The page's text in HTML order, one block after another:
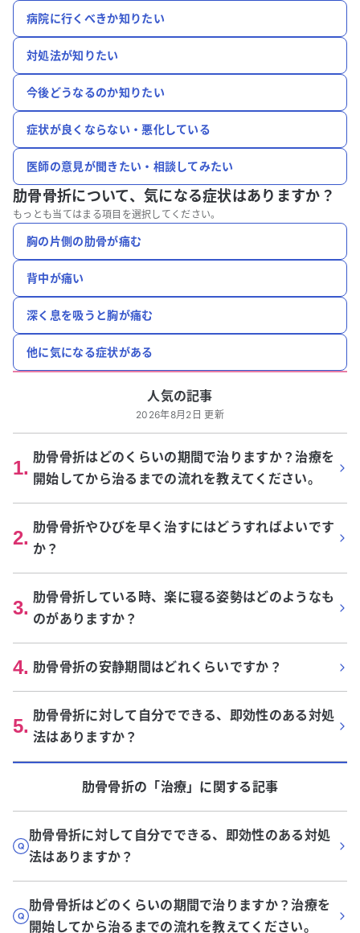
病院に行くべきか知りたい
対処法が知りたい
今後どうなるのか知りたい
症状が良くならない・悪化している
医師の意見が聞きたい・相談してみたい
肋骨骨折について、 気になる症状はありますか？
もっとも当てはまる項目を選択してください。
胸の片側の肋骨が痛む
背中が痛い
深く息を吸うと胸が痛む
他に気になる症状がある
人気の記事
2026年8月2日 更新
1. 肋骨骨折はどのくらいの期間で治りますか？治療を
開始してから治るまでの流れを教えてください。
2. 肋骨骨折やひびを早く治すにはどうすればよいです
か？
3. 肋骨骨折している時、楽に寝る姿勢はどのようなも
のがありますか？
4. 肋骨骨折の安静期間はどれくらいですか？
5. 肋骨骨折に対して自分でできる、即効性のある対処
法はありますか？
肋骨骨折の「治療」に関する記事
肋骨骨折に対して自分でできる、即効性のある対処
法はありますか？
肋骨骨折はどのくらいの期間で治りますか？治療を
開始してから治るまでの流れを教えてください。